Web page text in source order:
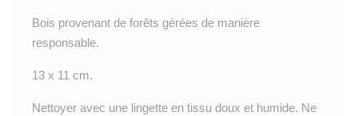
Bois provenant de forêts gérées de manière
responsable.
13 x 11 cm.
Nettoyer avec une lingette en tissu doux et humide. Ne